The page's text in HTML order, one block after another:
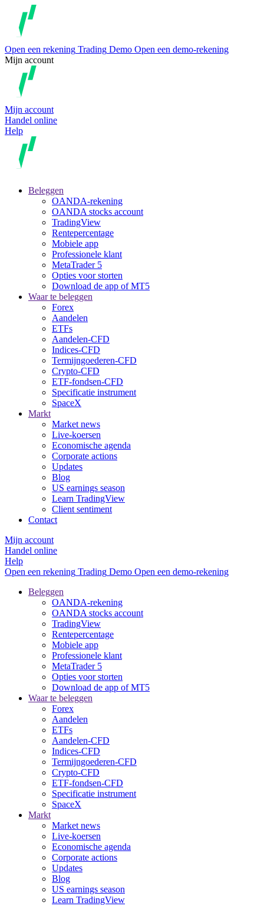
Open een rekening Trading Demo Open een demo-rekening
Mijn account
Mijn account
Handel online
Help
Beleggen
OANDA-rekening
OANDA stocks account
TradingView
Rentepercentage
Mobiele app
Professionele klant
MetaTrader 5
Opties voor storten
Download de app of MT5
Waar te beleggen
Forex
Aandelen
ETFs
Aandelen-CFD
Indices-CFD
Termijngoederen-CFD
Crypto-CFD
ETF-fondsen-CFD
Specificatie instrument
SpaceX
Markt
Market news
Live-koersen
Economische agenda
Corporate actions
Updates
Blog
US earnings season
Learn TradingView
Client sentiment
Contact
Mijn account
Handel online
Help
Open een rekening Trading Demo Open een demo-rekening
Beleggen
OANDA-rekening
OANDA stocks account
TradingView
Rentepercentage
Mobiele app
Professionele klant
MetaTrader 5
Opties voor storten
Download de app of MT5
Waar te beleggen
Forex
Aandelen
ETFs
Aandelen-CFD
Indices-CFD
Termijngoederen-CFD
Crypto-CFD
ETF-fondsen-CFD
Specificatie instrument
SpaceX
Markt
Market news
Live-koersen
Economische agenda
Corporate actions
Updates
Blog
US earnings season
Learn TradingView